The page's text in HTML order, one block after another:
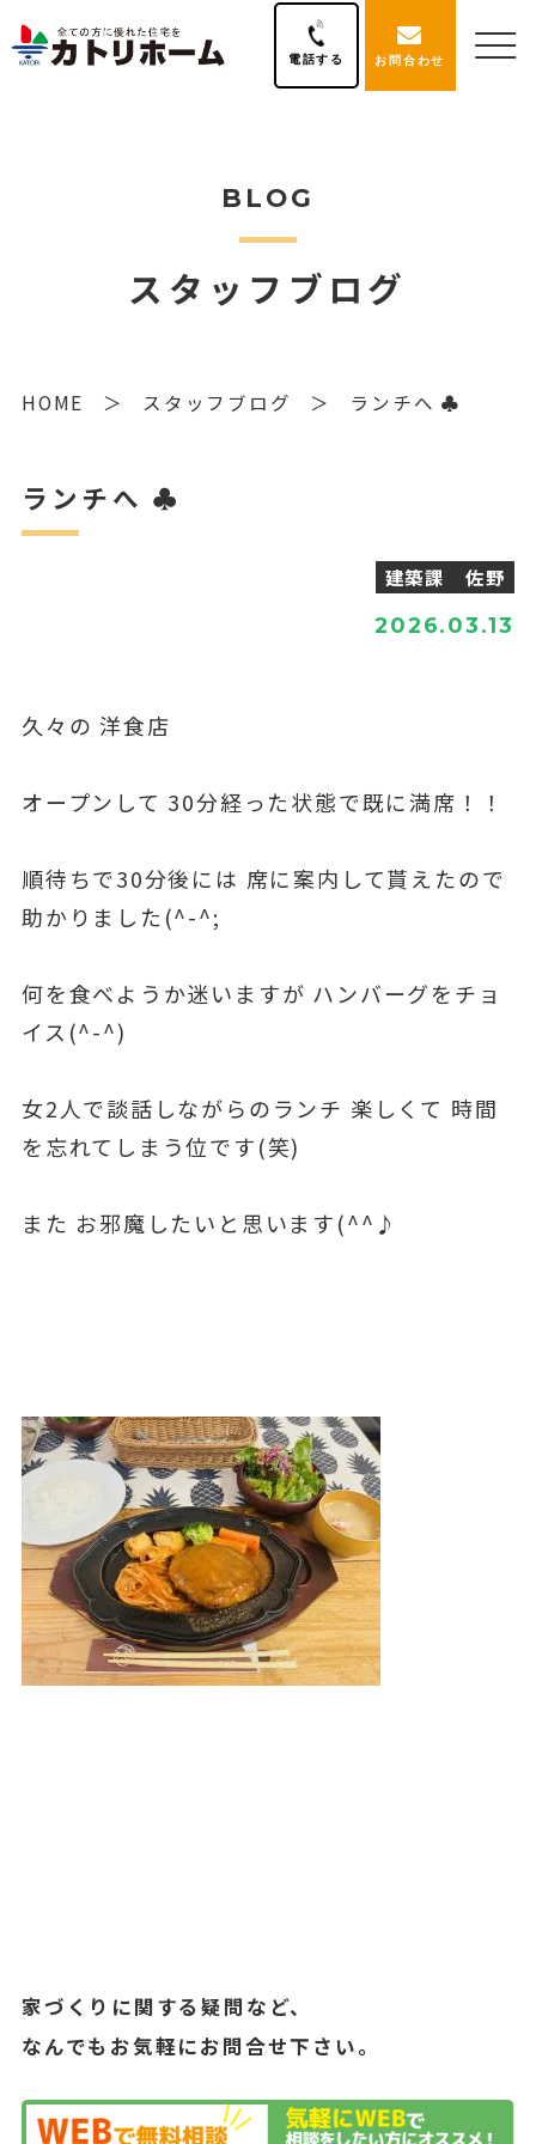
電話する お問合わせ
BLOG
スタッフブログ
HOME スタッフブログ ランチへ ♣
ランチへ ♣
建築課 佐野
2026.03.13
久々の 洋食店
オープンして 30分経った状態で既に満席！！
順待ちで30分後には 席に案内して貰えたので
助かりました(^-^;
何を食べようか迷いますが ハンバーグをチョ
イス(^-^)
女2人で談話しながらのランチ 楽しくて 時間
を忘れてしまう位です(笑)
また お邪魔したいと思います(^^♪
家づくりに関する疑問など、
なんでもお気軽にお問合せ下さい。